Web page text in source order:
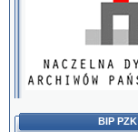
BIP PZK